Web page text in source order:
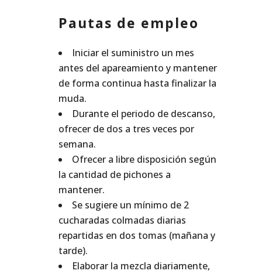
Pautas de empleo
Iniciar el suministro un mes
antes del apareamiento y mantener
de forma continua hasta finalizar la
muda.
Durante el periodo de descanso,
ofrecer de dos a tres veces por
semana.
Ofrecer a libre disposición según
la cantidad de pichones a
mantener.
Se sugiere un mínimo de 2
cucharadas colmadas diarias
repartidas en dos tomas (mañana y
tarde).
Elaborar la mezcla diariamente,